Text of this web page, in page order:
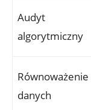
Audyt
algorytmiczny
Równoważenie
danych